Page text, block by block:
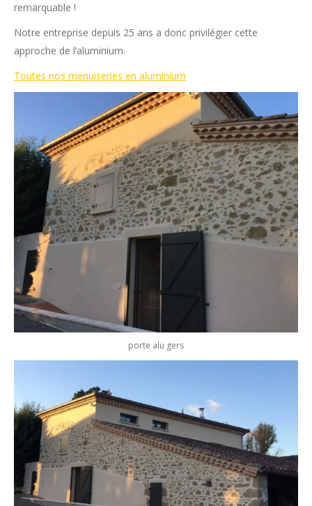
remarquable !
Notre entreprise depuis 25 ans a donc privilégier cette
approche de l’aluminium.
Toutes nos menuiseries en aluminium
porte alu gers